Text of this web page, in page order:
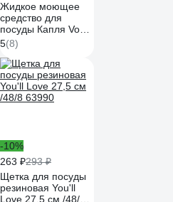
Жидкое моющее
средство для
посуды Капля Vox
соль-эффект
лимон, 450г 9080
5(8)
-10%
263 ₽293 ₽
Щетка для посуды
резиновая You'll
Love 27,5 см /48/8